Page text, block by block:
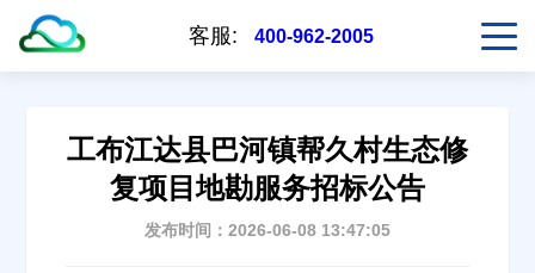
客服: 400-962-2005
工布江达县巴河镇帮久村生态修
复项目地勘服务招标公告
发布时间：2026-06-08 13:47:05